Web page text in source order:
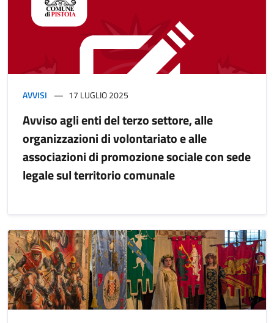
AVVISI 17 LUGLIO 2025
Avviso agli enti del terzo settore, alle
organizzazioni di volontariato e alle
associazioni di promozione sociale con sede
legale sul territorio comunale